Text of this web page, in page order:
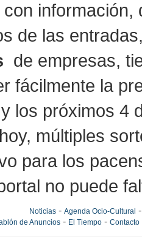
con información,
de las
de empresas,
fácilmente la
los próximos 4
múltiples
para los
no puede
Noticias -Agenda Ocio-Cultural
de Anuncios - El Tiempo -Contacto